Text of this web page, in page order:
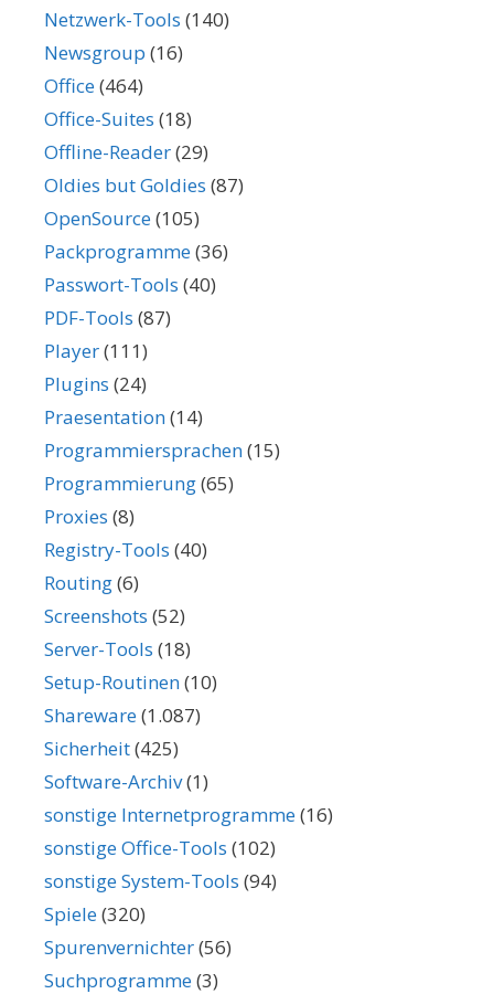
Netzwerk-Tools (140)
Newsgroup (16)
Office(464)
Office-Suites (18)
Offline-Reader(29)
Oldies but Goldies (87)
OpenSource(105)
Packprogramme(36)
Passwort-Tools (40)
PDF-Tools (87)
Player(111)
Plugins (24)
Praesentation(14)
Programmiersprachen(15)
Programmierung(65)
Proxies (8)
Registry-Tools (40)
Routing(6)
Screenshots (52)
Server-Tools (18)
Setup-Routinen(10)
Shareware(1.087)
Sicherheit(425)
Software-Archiv(1)
sonstige Internetprogramme(16)
sonstige Office-Tools (102)
sonstige System-Tools (94)
Spiele(320)
Spurenvernichter(56)
Suchprogramme(3)